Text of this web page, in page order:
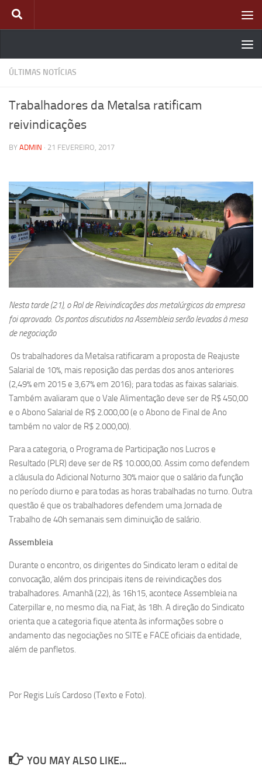
Skip to content
ÚLTIMAS NOTÍCIAS
Trabalhadores da Metalsa ratificam
reivindicações
BY ADMIN · 21 FEVEREIRO, 2017
Nesta tarde (21), o Rol de Reivindicações dos metalúrgicos da empresa
foi aprovado. Os pontos discutidos na Assembleia serão levados à mesa
de negociação
Os trabalhadores da Metalsa ratificaram a proposta de Reajuste
Salarial de 10%, mais reposição das perdas dos anos anteriores
(2,49% em 2015 e 3,67% em 2016); para todas as faixas salariais.
Também avaliaram que o Vale Alimentação deve ser de R$ 450,00
e o Abono Salarial de R$ 2.000,00 (e o Abono de Final de Ano
também no valor de R$ 2.000,00).
Para a categoria, o Programa de Participação nos Lucros e
Resultado (PLR) deve ser de R$ 10.000,00. Assim como defendem
a cláusula do Adicional Noturno 30% maior que o salário da função
no período diurno e para todas as horas trabalhadas no turno. Outra
questão é que os trabalhadores defendem uma Jornada de
Trabalho de 40h semanais sem diminuição de salário.
Assembleia
Durante o encontro, os dirigentes do Sindicato leram o edital de
convocação, além dos principais itens de reivindicações dos
trabalhadores. Amanhã (22), às 16h15, acontece Assembleia na
Caterpillar e, no mesmo dia, na Fiat, às 18h. A direção do Sindicato
orienta que a categoria fique atenta às informações sobre o
andamento das negociações no SITE e FACE oficiais da entidade,
além de panfletos.
Por Regis Luís Cardoso (Texto e Foto).
YOU MAY ALSO LIKE...